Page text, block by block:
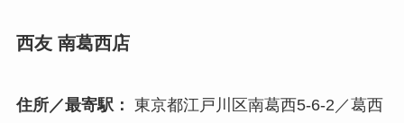
西友 南葛西店
住所／最寄駅： 東京都江戸川区南葛西5-6-2／葛西